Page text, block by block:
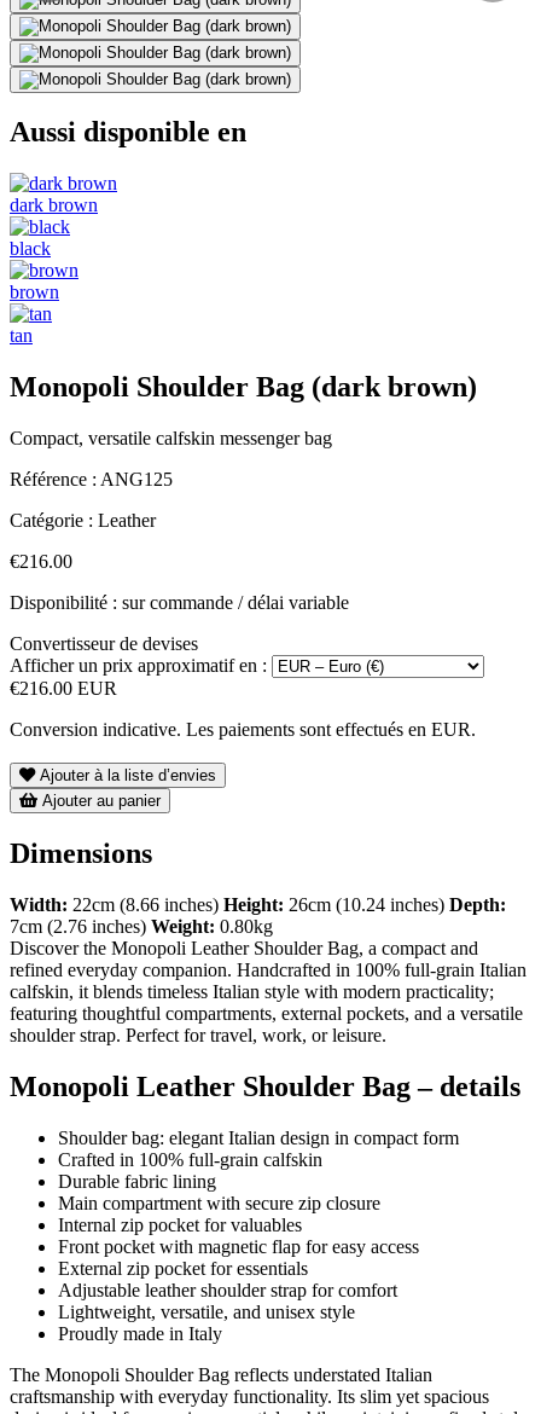
Aussi disponible en
dark brown
black
brown
tan
Monopoli Shoulder Bag (dark brown)
Compact, versatile calfskin messenger bag
Référence : ANG125
Catégorie : Leather
€216.00
Disponibilité : sur commande / délai variable
Convertisseur de devises
Afficher un prix approximatif en :
€216.00 EUR
Conversion indicative. Les paiements sont effectués en EUR.
Ajouter à la liste d’envies
Ajouter au panier
Dimensions
Width: 22cm (8.66 inches) Height: 26cm (10.24 inches) Depth:
7cm (2.76 inches) Weight: 0.80kg
Discover the Monopoli Leather Shoulder Bag, a compact and
refined everyday companion. Handcrafted in 100% full-grain Italian
calfskin, it blends timeless Italian style with modern practicality;
featuring thoughtful compartments, external pockets, and a versatile
shoulder strap. Perfect for travel, work, or leisure.
Monopoli Leather Shoulder Bag – details
Shoulder bag: elegant Italian design in compact form
Crafted in 100% full-grain calfskin
Durable fabric lining
Main compartment with secure zip closure
Internal zip pocket for valuables
Front pocket with magnetic flap for easy access
External zip pocket for essentials
Adjustable leather shoulder strap for comfort
Lightweight, versatile, and unisex style
Proudly made in Italy
The Monopoli Shoulder Bag reflects understated Italian
craftsmanship with everyday functionality. Its slim yet spacious